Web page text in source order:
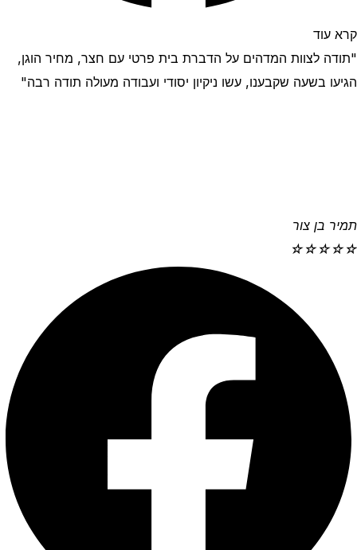
קרא עוד
"תודה לצוות המדהים על הדברת בית פרטי עם חצר, מחיר הוגן,
הגיעו בשעה שקבענו, עשו ניקיון יסודי ועבודה מעולה תודה רבה"
תמיר בן צור
☆
☆
☆
☆
☆